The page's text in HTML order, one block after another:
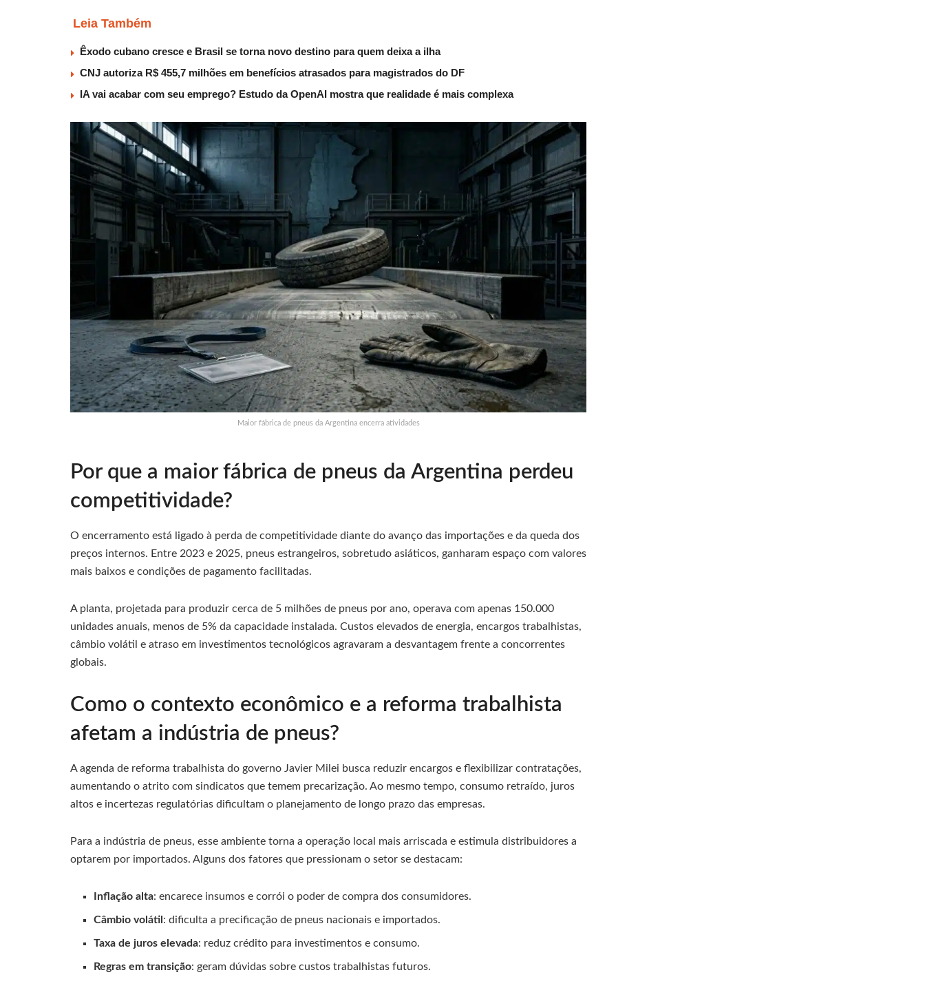
Leia Também
Êxodo cubano cresce e Brasil se torna novo destino para quem deixa a ilha
CNJ autoriza R$ 455,7 milhões em benefícios atrasados para magistrados do DF
IA vai acabar com seu emprego? Estudo da OpenAI mostra que realidade é mais complexa
Maior fábrica de pneus da Argentina encerra atividades
Por que a maior fábrica de pneus da Argentina perdeu
competitividade?
O encerramento está ligado à perda de competitividade diante do avanço das importações e da queda dos
preços internos. Entre 2023 e 2025, pneus estrangeiros, sobretudo asiáticos, ganharam espaço com valores
mais baixos e condições de pagamento facilitadas.
A planta, projetada para produzir cerca de 5 milhões de pneus por ano, operava com apenas 150.000
unidades anuais, menos de 5% da capacidade instalada. Custos elevados de energia, encargos trabalhistas,
câmbio volátil e atraso em investimentos tecnológicos agravaram a desvantagem frente a concorrentes
globais.
Como o contexto econômico e a reforma trabalhista
afetam a indústria de pneus?
A agenda de reforma trabalhista do governo Javier Milei busca reduzir encargos e flexibilizar contratações,
aumentando o atrito com sindicatos que temem precarização. Ao mesmo tempo, consumo retraído, juros
altos e incertezas regulatórias dificultam o planejamento de longo prazo das empresas.
Para a indústria de pneus, esse ambiente torna a operação local mais arriscada e estimula distribuidores a
optarem por importados. Alguns dos fatores que pressionam o setor se destacam:
Inflação alta: encarece insumos e corrói o poder de compra dos consumidores.
Câmbio volátil: dificulta a precificação de pneus nacionais e importados.
Taxa de juros elevada: reduz crédito para investimentos e consumo.
Regras em transição: geram dúvidas sobre custos trabalhistas futuros.